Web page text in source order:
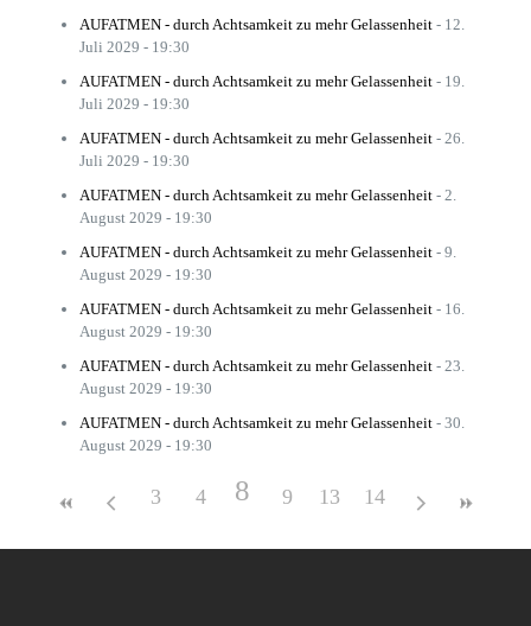
AUFATMEN - durch Achtsamkeit zu mehr Gelassenheit- 12.
Juli 2029 - 19:30
AUFATMEN - durch Achtsamkeit zu mehr Gelassenheit- 19.
Juli 2029 - 19:30
AUFATMEN - durch Achtsamkeit zu mehr Gelassenheit- 26.
Juli 2029 - 19:30
AUFATMEN - durch Achtsamkeit zu mehr Gelassenheit- 2.
August 2029 - 19:30
AUFATMEN - durch Achtsamkeit zu mehr Gelassenheit- 9.
August 2029 - 19:30
AUFATMEN - durch Achtsamkeit zu mehr Gelassenheit- 16.
August 2029 - 19:30
AUFATMEN - durch Achtsamkeit zu mehr Gelassenheit- 23.
August 2029 - 19:30
AUFATMEN - durch Achtsamkeit zu mehr Gelassenheit- 30.
August 2029 - 19:30
3 4 5 6 7
8 9 10 11 12
13 14